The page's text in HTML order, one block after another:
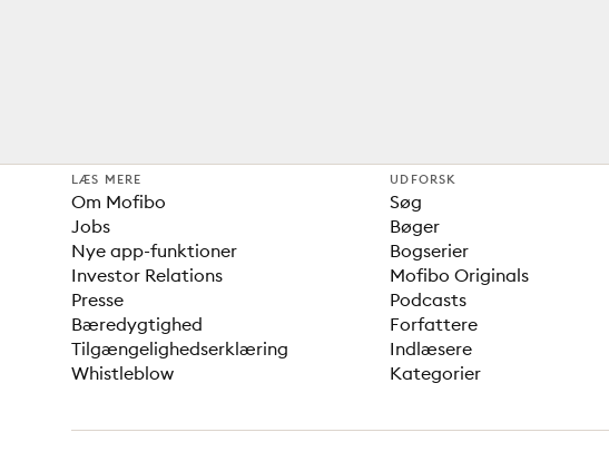
LÆS MERE
Om Mofibo
Jobs
Nye app-funktioner
Investor Relations
Presse
Bæredygtighed
Tilgængelighedserklæring
Whistleblow
UDFORSK
Søg
Bøger
Bogserier
Mofibo Originals
Podcasts
Forfattere
Indlæsere
Kategorier